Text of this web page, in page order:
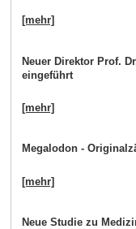
[mehr]
Neuer Direktor Prof.
eingeführt
[mehr]
Megalodon -
[mehr]
Neue Studie zu